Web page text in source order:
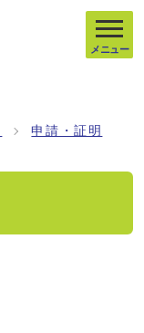
メニュー
申請・証明